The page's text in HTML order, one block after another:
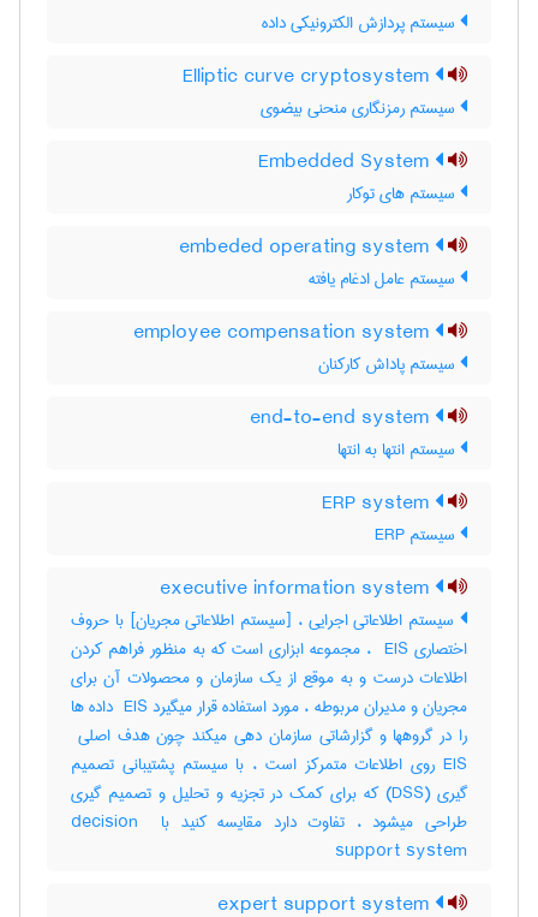
سیستم پردازش الکترونیکی داده
سیستم رمزنگاری منحنی بیضوی
سیستم های توکار
سیستم عامل ادغام یافته
سیستم پاداش کارکنان
سیستم انتها به انتها
سیستم ERP
سیستم اطلاعاتی اجرایی ، [سیستم اطلاعاتی مجریان] با حروف
اختصاری ‎ EIS ، مجموعه ابزاری است که به منظور فراهم کردن
اطلاعات درست و به موقع از یک سازمان و محصولات آن برای
مجریان و مدیران مربوطه ، مورد استفاده قرار میگیرد ‎ EIS داده ها
EIS روی اطلاعات متمرکز است ، با سیستم پشتیبانی تصمیم
گیری (‎DSS) که برای کمک در تجزیه و تحلیل و تصمیم گیری
طراحی میشود ، تفاوت دارد مقایسه کنید با ‎decision ‎
support system